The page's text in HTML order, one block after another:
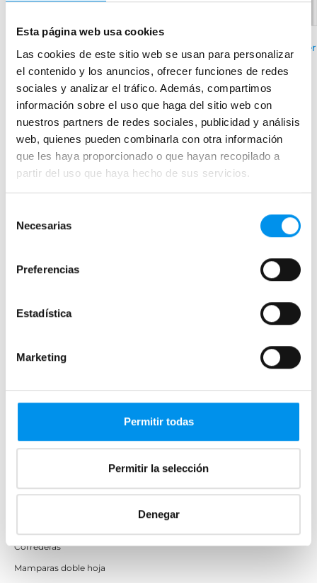
Esta página web usa cookies
Las cookies de este sitio web se usan para personalizar
el contenido y los anuncios, ofrecer funciones de redes
sociales y analizar el tráfico. Además, compartimos
información sobre el uso que haga del sitio web con
nuestros partners de redes sociales, publicidad y análisis
web, quienes pueden combinarla con otra información
que les haya proporcionado o que hayan recopilado a
partir del uso que haya hecho de sus servicios.
Necesarias
Preferencias
Estadística
Marketing
Permitir todas
Permitir la selección
Denegar
Ver opciones›
Mamparas de bañera
Frontales
Mamparas de bañera abatibles
Mamparas de bañera sin perfilería
Frontales
Semicirculares
Correderas
Mamparas doble hoja